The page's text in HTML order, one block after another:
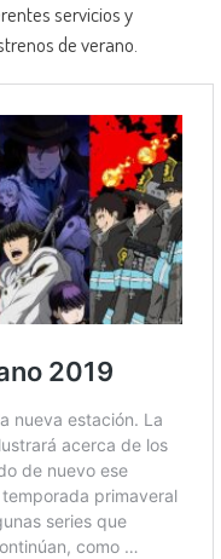
servicios y
de verano.